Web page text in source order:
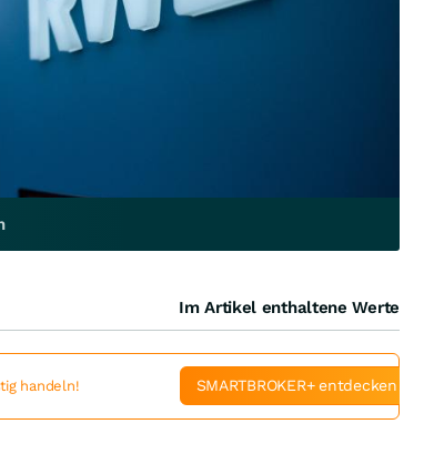
Im Artikel enthaltene Werte
handeln! SMARTBROKER+ entdecken